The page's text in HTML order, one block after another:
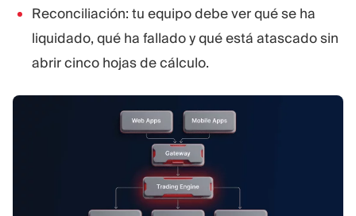
Reconciliación: tu equipo debe ver qué se ha
liquidado, qué ha fallado y qué está atascado sin
abrir cinco hojas de cálculo.